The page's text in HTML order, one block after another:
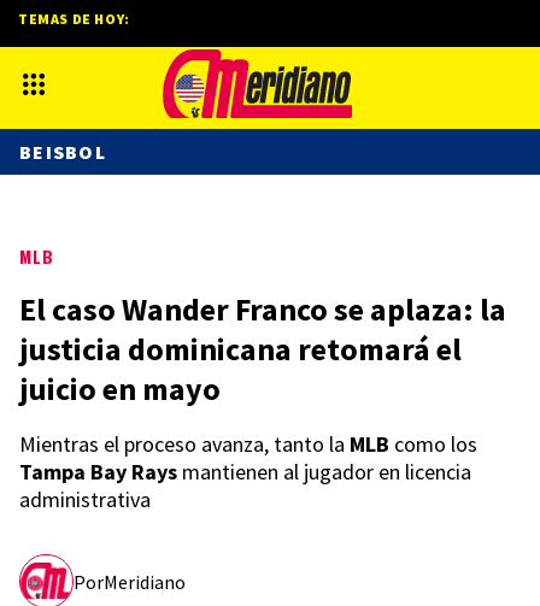
MLB
El caso Wander Franco se aplaza: la
justicia dominicana retomará el
juicio en mayo
Mientras el proceso avanza, tanto la MLB como los
Tampa Bay Rays mantienen al jugador en licencia
administrativa
PorMeridiano
TEMAS DE HOY:
BEISBOL